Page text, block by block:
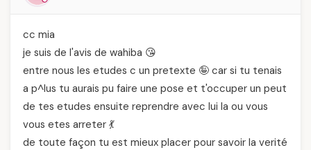
cc mia
je suis de l'avis de wahiba 😘
entre nous les etudes c un pretexte 🤪 car si tu tenais
a p^lus tu aurais pu faire une pose et t'occuper un peut
de tes etudes ensuite reprendre avec lui la ou vous
vous etes arreter 💃
de toute façon tu est mieux placer pour savoir la verité